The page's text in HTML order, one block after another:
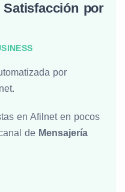
por
por
en Afilnet en pocos
de Mensajería